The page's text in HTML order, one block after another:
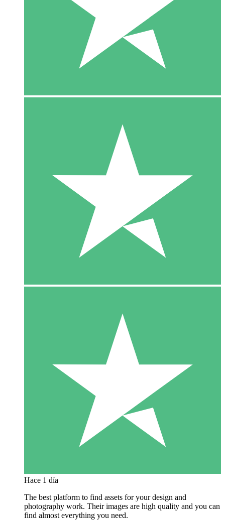
Hace 1 día
The best platform to find assets for your design and
photography work. Their images are high quality and you can
find almost everything you need.